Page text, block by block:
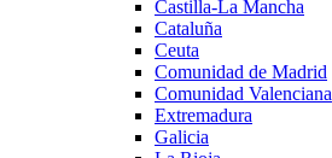
Castilla-La Mancha
Cataluña
Ceuta
Comunidad de Madrid
Comunidad Valenciana
Extremadura
Galicia